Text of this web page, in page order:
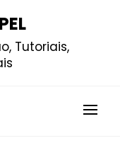
Tutoriais,